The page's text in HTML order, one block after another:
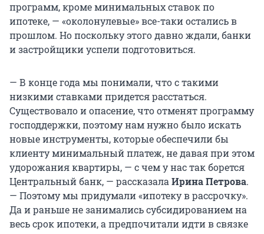
программ, кроме минимальных ставок по
ипотеке, — «околонулевые» все-таки остались в
прошлом. Но поскольку этого давно ждали, банки
и застройщики успели подготовиться.
— В конце года мы понимали, что с такими
низкими ставками придется расстаться.
Существовало и опасение, что отменят программу
господдержки, поэтому нам нужно было искать
новые инструменты, которые обеспечили бы
клиенту минимальный платеж, не давая при этом
удорожания квартиры, — с чем у нас так борется
Центральный банк, — рассказалаИрина Петрова.
— Поэтому мы придумали «ипотеку в рассрочку».
Да и раньше не занимались субсидированием на
весь срок ипотеки, а предпочитали идти в связке